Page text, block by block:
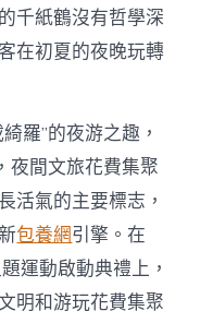
千紙鶴沒有哲學深
在初夏的夜晚玩轉
羅”的夜游之趣，
夜間文旅花費集聚
活氣的主要標志，
包養網引擎。在
運動啟動典禮上，
明和游玩花費集聚